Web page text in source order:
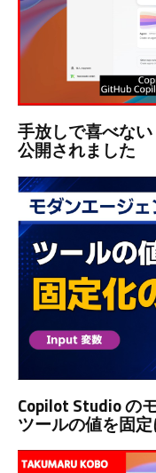
手放しで喜べな
公開されました
Copilot Studio の
ツールの値を固